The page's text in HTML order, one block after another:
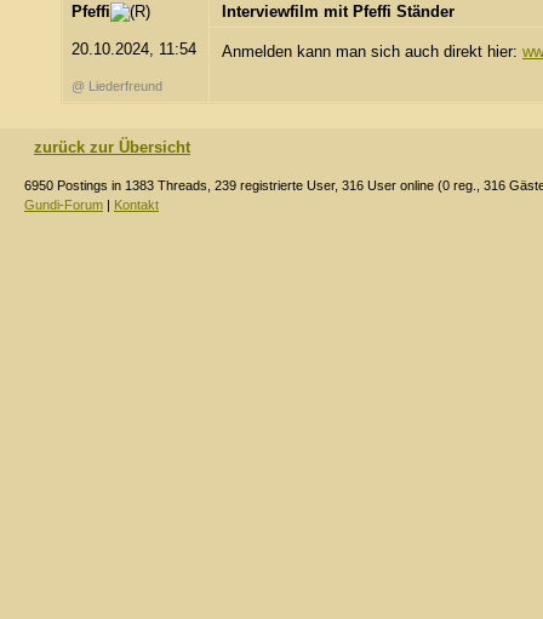
Pfeffi
20.10.2024, 11:54
@ Liederfreund
Interviewfilm mit Pfeffi Ständer
Anmelden kann man sich auch direkt hier:
zurück zur Übersicht
6950 Postings in 1383 Threads, 239 registrierte User, 316 User online (0 reg., 316
Gundi-Forum | Kontakt